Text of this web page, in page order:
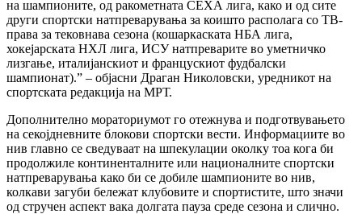
на шампионите, од ракометната СЕХА лига, како и од сите
други спортски натпреварувања за коишто располага со ТВ-
права за тековнава сезона (кошаркаската НБА лига,
хокејарската НХЛ лига, ИСУ натпреварите во уметничко
лизгање, италијанскиот и францускиот фудбалски
шампионат).” – објасни Драган Николовски, уредникот на
спортската редакција на МРТ.
Дополнително мораториумот го отежнува и подготвувањето
на секојдневните блокови спортски вести. Информациите во
нив главно се сведуваат на шпекулации околку тоа кога би
продолжиле континенталните или националните спортски
натпреварувања како би се добиле шампионите во нив,
колкави загуби бележат клубовите и спортистите, што значи
од стручен аспект вака долгата пауза среде сезона и слично.